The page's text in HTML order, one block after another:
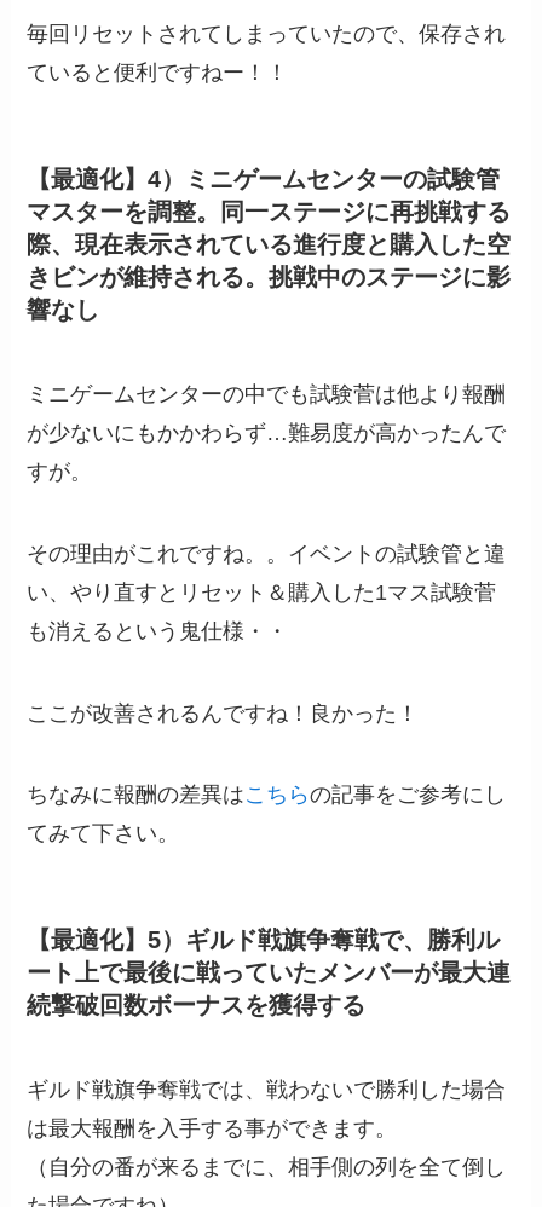
毎回リセットされてしまっていたので、保存され
ていると便利ですねー！！
【最適化】4）ミニゲームセンターの試験管
マスターを調整。同一ステージに再挑戦する
際、現在表示されている進行度と購入した空
きビンが維持される。挑戦中のステージに影
響なし
ミニゲームセンターの中でも試験菅は他より報酬
が少ないにもかかわらず…難易度が高かったんで
すが。
その理由がこれですね。。イベントの試験管と違
い、やり直すとリセット＆購入した1マス試験菅
も消えるという鬼仕様・・
ここが改善されるんですね！良かった！
ちなみに報酬の差異はこちらの記事をご参考にし
てみて下さい。
【最適化】5）ギルド戦旗争奪戦で、勝利ル
ート上で最後に戦っていたメンバーが最大連
続撃破回数ボーナスを獲得する
ギルド戦旗争奪戦では、戦わないで勝利した場合
は最大報酬を入手する事ができます。
（自分の番が来るまでに、相手側の列を全て倒し